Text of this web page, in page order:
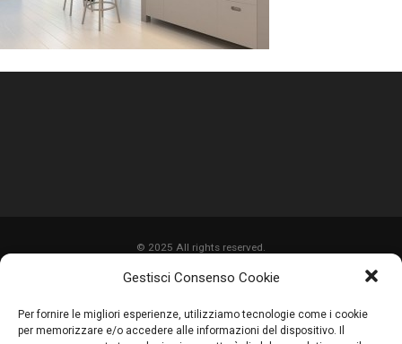
Gestisci Consenso Cookie
Per fornire le migliori esperienze, utilizziamo tecnologie come i cookie
per memorizzare e/o accedere alle informazioni del dispositivo. Il
© 2025 All rights reserved.
CHI SIAMO